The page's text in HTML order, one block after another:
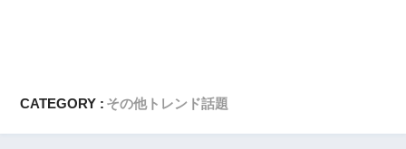
CATEGORY : その他トレンド話題